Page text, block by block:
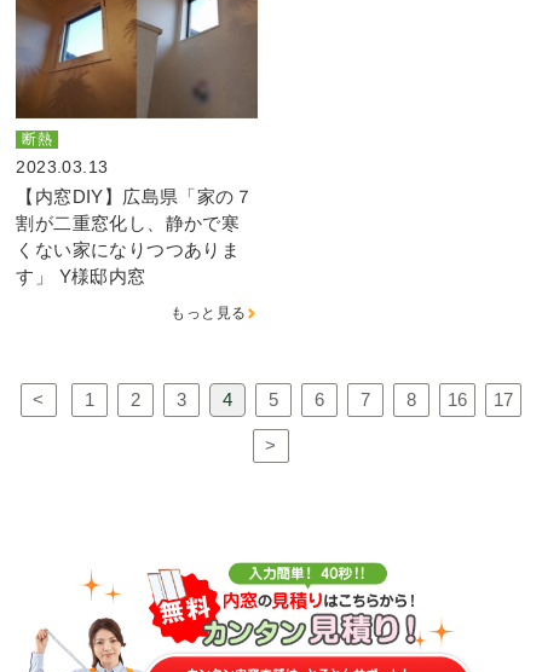
断熱
2023.03.13
【内窓DIY】広島県「家の７
割が二重窓化し、静かで寒
くない家になりつつありま
す」 Y様邸内窓
もっと見る
< 1 2 3 4 5 6 7 8 16 17
>